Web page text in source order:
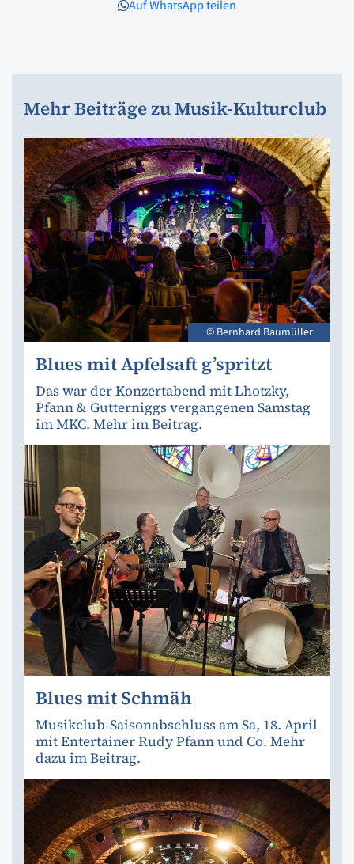
Auf WhatsApp teilen
Mehr Beiträge zu Musik-Kulturclub
© Bernhard Baumüller
Blues mit Apfelsaft g’spritzt
Das war der Konzertabend mit Lhotzky,
Pfann & Gutterniggs vergangenen Samstag
im MKC. Mehr im Beitrag.
Blues mit Schmäh
Musikclub-Saisonabschluss am Sa, 18. April
mit Entertainer Rudy Pfann und Co. Mehr
dazu im Beitrag.